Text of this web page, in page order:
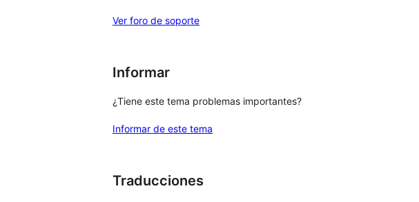
Ver foro de soporte
Informar
¿Tiene este tema problemas importantes?
Informar de este tema
Traducciones